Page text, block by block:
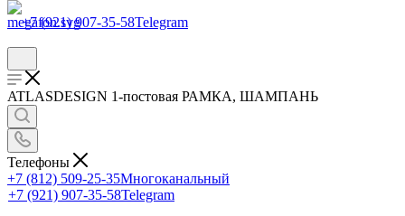
+7 (921) 907-35-58Telegram
ATLASDESIGN 1-постовая РАМКА, ШАМПАНЬ
Телефоны
+7 (812) 509-25-35Многоканальный
+7 (921) 907-35-58Telegram